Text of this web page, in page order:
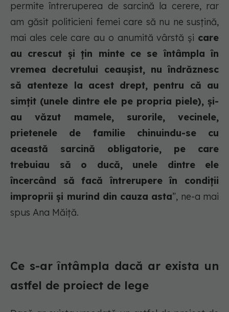
permite întreruperea de sarcină la cerere,rar
am găsit politicieni femei care să nu ne susțină,
mai ales cele care au o anumită vârstă și care
au crescut și țin minte ce se întâmpla în
vremea decretului ceaușist, nu îndrăznesc
să atenteze la acest drept, pentru că au
simțit (unele dintre ele pe propria piele), și-
au văzut mamele, surorile, vecinele,
prietenele de familie chinuindu-se cu
această sarcină obligatorie, pe care
trebuiau să o ducă, unele dintre ele
încercând să facă întrerupere în condiții
improprii și murind din cauza asta”, ne-a mai
spus Ana Măiță.
Ce s-ar întâmpla dacă ar exista un
astfel de proiect de lege